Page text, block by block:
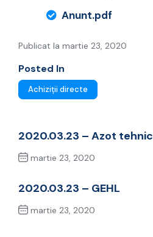
Anunt.pdf
Publicat la martie 23, 2020
Posted In
Achiziții directe
2020.03.23 – Azot tehnic
martie 23, 2020
2020.03.23 – GEHL
martie 23, 2020